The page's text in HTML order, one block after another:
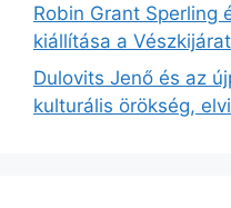
Robin Grant Sperling
kiállítása a
Dulovits Jenő és az
kulturális örökség,